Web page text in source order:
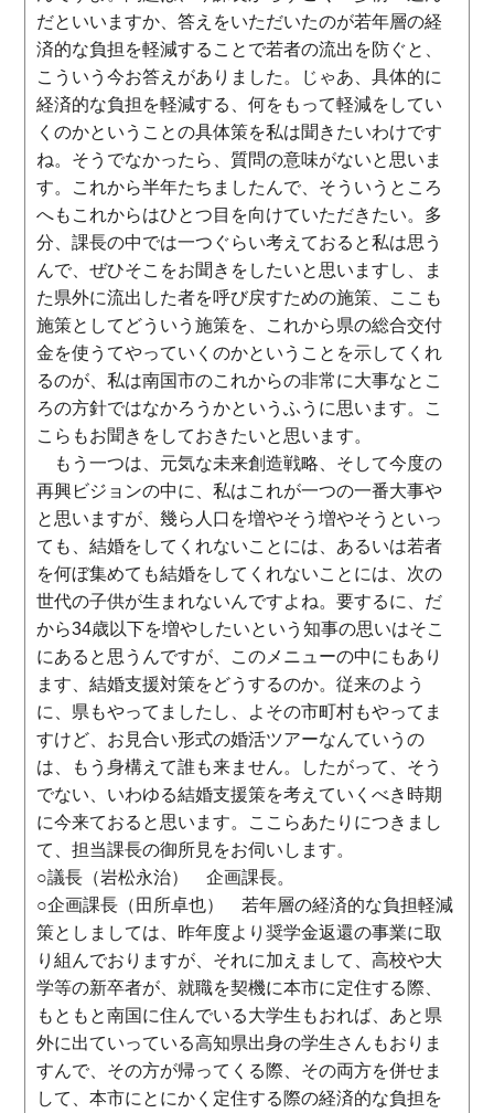
だといいますか、答えをいただいたのが若年層の経
済的な負担を軽減することで若者の流出を防ぐと、
こういう今お答えがありました。じゃあ、具体的に
経済的な負担を軽減する、何をもって軽減をしてい
くのかということの具体策を私は聞きたいわけです
ね。そうでなかったら、質問の意味がないと思いま
す。これから半年たちましたんで、そういうところ
へもこれからはひとつ目を向けていただきたい。多
分、課長の中では一つぐらい考えておると私は思う
んで、ぜひそこをお聞きをしたいと思いますし、ま
た県外に流出した者を呼び戻すための施策、ここも
施策としてどういう施策を、これから県の総合交付
金を使うてやっていくのかということを示してくれ
るのが、私は南国市のこれからの非常に大事なとこ
ろの方針ではなかろうかというふうに思います。こ
こらもお聞きをしておきたいと思います。
もう一つは、元気な未来創造戦略、そして今度の
再興ビジョンの中に、私はこれが一つの一番大事や
と思いますが、幾ら人口を増やそう増やそうといっ
ても、結婚をしてくれないことには、あるいは若者
を何ぼ集めても結婚をしてくれないことには、次の
世代の子供が生まれないんですよね。要するに、だ
から34歳以下を増やしたいという知事の思いはそこ
にあると思うんですが、このメニューの中にもあり
ます、結婚支援対策をどうするのか。従来のよう
に、県もやってましたし、よその市町村もやってま
すけど、お見合い形式の婚活ツアーなんていうの
は、もう身構えて誰も来ません。したがって、そう
でない、いわゆる結婚支援策を考えていくべき時期
に今来ておると思います。ここらあたりにつきまし
て、担当課長の御所見をお伺いします。
○議長（岩松永治） 企画課長。
○企画課長（田所卓也） 若年層の経済的な負担軽減
策としましては、昨年度より奨学金返還の事業に取
り組んでおりますが、それに加えまして、高校や大
学等の新卒者が、就職を契機に本市に定住する際、
もともと南国に住んでいる大学生もおれば、あと県
外に出ていっている高知県出身の学生さんもおりま
すんで、その方が帰ってくる際、その両方を併せま
して、本市にとにかく定住する際の経済的な負担を